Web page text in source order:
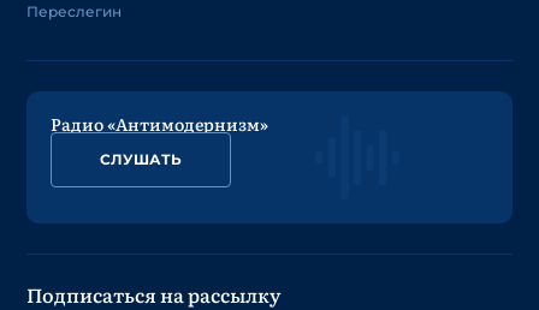
Переслегин
Радио «Антимодернизм»
СЛУШАТЬ
Подписаться на рассылку